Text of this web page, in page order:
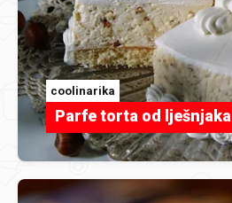
coolinarika
Parfe torta od lješnjaka